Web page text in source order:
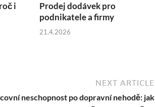
i
Prodej dodávek pro
podnikatele a firmy
21.4.2026
NEXT ARTICLE
neschopnost po dopravní nehodě: jak